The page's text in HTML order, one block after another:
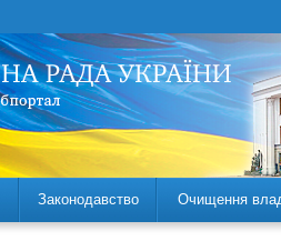
Законодавство Очищення